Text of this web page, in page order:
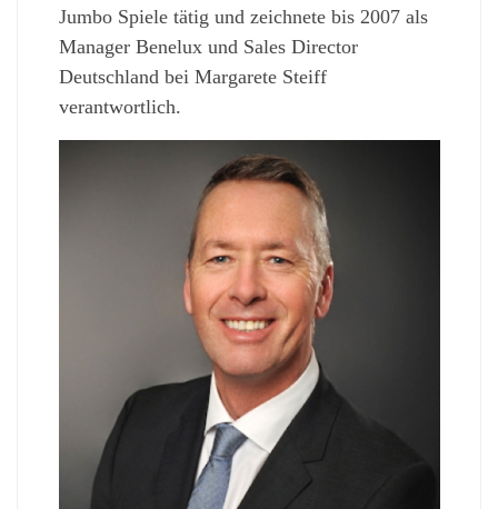
Jumbo Spiele tätig und zeichnete bis 2007 als
Manager Benelux und Sales Director
Deutschland bei Margarete Steiff
verantwortlich.